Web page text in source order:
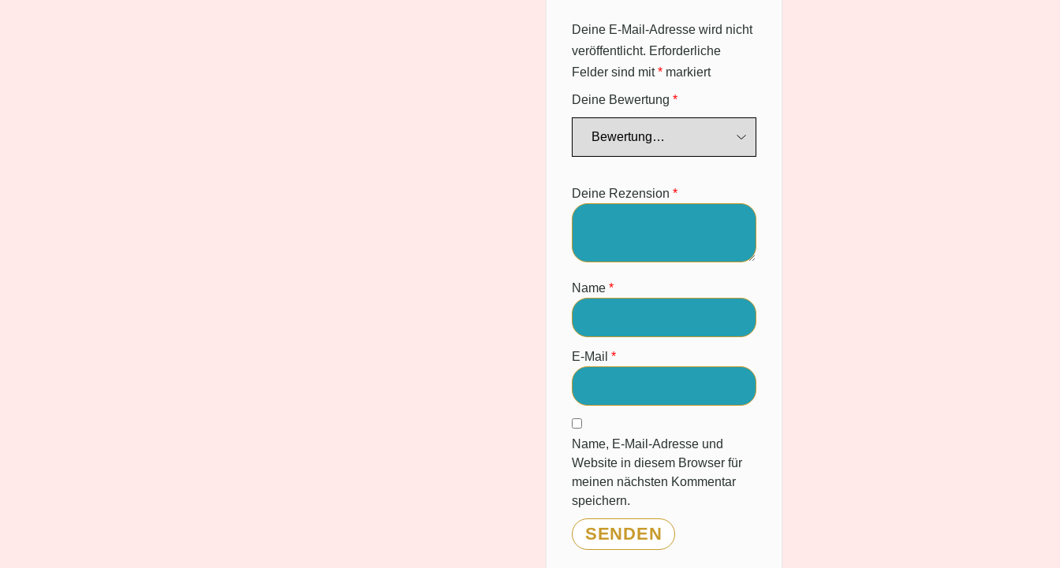
Deine E-Mail-Adresse wird nicht
veröffentlicht. Erforderliche
Felder sind mit* markiert
Deine Bewertung *
Deine Rezension *
Name *
E-Mail *
Name, E-Mail-Adresse und
Website in diesem Browser für
meinen nächsten Kommentar
speichern.